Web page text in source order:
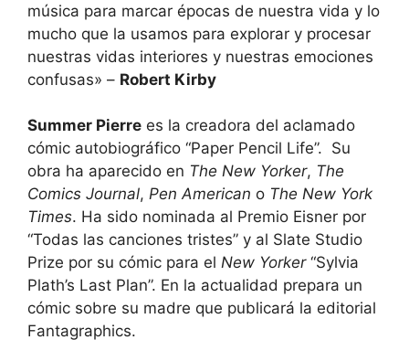
música para marcar épocas de nuestra vida y lo
mucho que la usamos para explorar y procesar
nuestras vidas interiores y nuestras emociones
confusas» – Robert Kirby
Summer Pierre es la creadora del aclamado
cómic autobiográfico “Paper Pencil Life”. Su
obra ha aparecido en The New Yorker, The
Comics Journal, Pen American o The New York
Times. Ha sido nominada al Premio Eisner por
“Todas las canciones tristes” y al Slate Studio
Prize por su cómic para el New Yorker“Sylvia
Plath’s Last Plan”. En la actualidad prepara un
cómic sobre su madre que publicará la editorial
Fantagraphics.